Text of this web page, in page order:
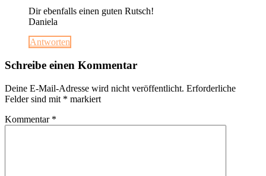
Dir ebenfalls einen guten Rutsch!
Daniela
Antworten
Schreibe einen Kommentar
Deine E-Mail-Adresse wird nicht veröffentlicht. Erforderliche
Felder sind mit * markiert
Kommentar *